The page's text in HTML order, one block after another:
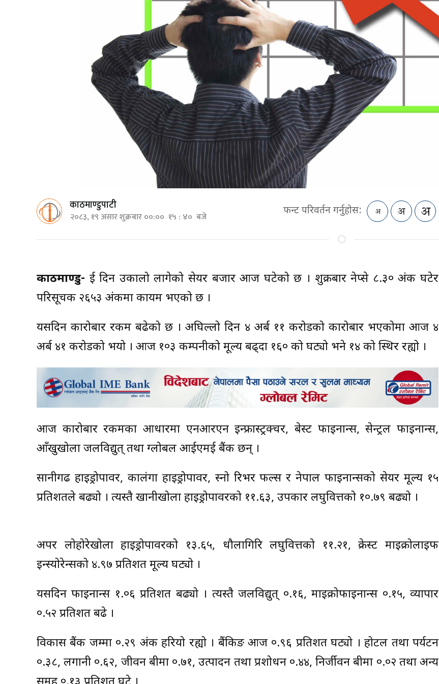
काठमाण्डुपाटी
२०८३, १९ असार शुक्रबार ००:०० १५ : ४० बजे फन्ट परिवर्तन गर्नुहोस:
काठमाण्डु- दुई दिन उकालो लागेको सेयर बजार आज घटेको छ । शुक्रबार नेप्से ८.३० अंक घटेर
परिसूचक २६५३ अंकमा कायम भएको छ ।
यसदिन कारोबार रकम बढेको छ । अघिल्लो दिन ४ अर्ब ११ करोडको कारोबार भएकोमा आज ४
अर्ब ४१ करोडको भयो । आज १०३ कम्पनीको मूल्य बढ्दा १६० को घट्यो भने १४ को स्थिर रह्यो ।
आज कारोबार रकमका आधारमा एनआरएन इन्फ्रास्ट्रक्चर, बेस्ट फाइनान्स, सेन्ट्रल फाइनान्स,
आँखुखोला जलविद्युत् तथा ग्लोबल आईएमई बैंक छन् ।
सानीगढ हाइड्रोपावर, कालंगा हाइड्रोपावर, स्नो रिभर फल्स र नेपाल फाइनान्सको सेयर मूल्य १५
प्रतिशतले बढ्यो । त्यस्तै खानीखोला हाइड्रोपावरको ११.६३, उपकार लघुवित्तको १०.७९ बढ्यो ।
अपर लोहोरेखोला हाइड्रोपावरको १३.६५, धौलागिरि लघुवित्तको ११.२१, क्रेस्ट माइक्रोलाइफ
इन्स्योरेन्सको ४.९७ प्रतिशत मूल्य घट्यो ।
यसदिन फाइनान्स १.०६ प्रतिशत बढ्यो । त्यस्तै जलविद्युत् ०.१६, माइक्रोफाइनान्स ०.१५, व्यापार
०.५२ प्रतिशत बढे ।
विकास बैंक जम्मा ०.२९ अंक हरियो रह्यो । बैंकिङ आज ०.९६ प्रतिशत घट्यो । होटल तथा पर्यटन
०.३८, लगानी ०.६२, जीवन बीमा ०.७१, उत्पादन तथा प्रशोधन ०.४४, निर्जीवन बीमा ०.०२ तथा अन्य